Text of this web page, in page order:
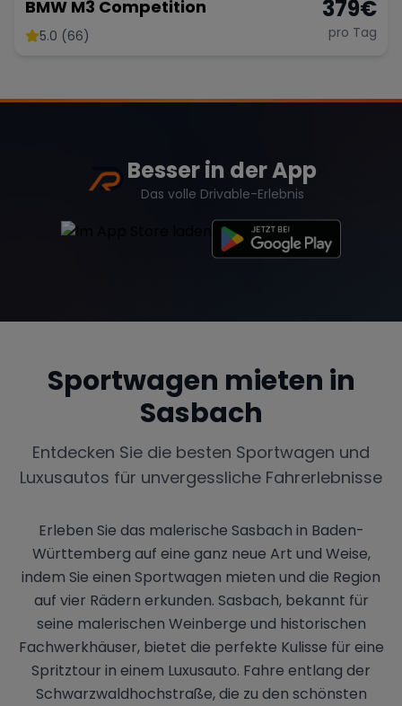
BMW M3 Competition
5.0 (66)
379€
pro Tag
Besser in der App
Das volle Drivable-Erlebnis
Sportwagen mieten in
Sasbach
Entdecken Sie die besten Sportwagen und
Luxusautos für unvergessliche Fahrerlebnisse
Erleben Sie das malerische Sasbach in Baden-
Württemberg auf eine ganz neue Art und Weise,
indem Sie einen Sportwagen mieten und die Region
auf vier Rädern erkunden. Sasbach, bekannt für
seine malerischen Weinberge und historischen
Fachwerkhäuser, bietet die perfekte Kulisse für eine
Spritztour in einem Luxusauto. Fahre entlang der
Schwarzwaldhochstraße, die zu den schönsten